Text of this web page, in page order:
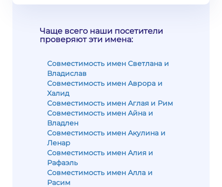
Чаще всего наши посетители
проверяют эти имена:
Совместимость имен Светлана и
Владислав
Совместимость имен Аврора и
Халид
Совместимость имен Аглая и Рим
Совместимость имен Айна и
Владлен
Совместимость имен Акулина и
Ленар
Совместимость имен Алия и
Рафаэль
Совместимость имен Алла и
Расим